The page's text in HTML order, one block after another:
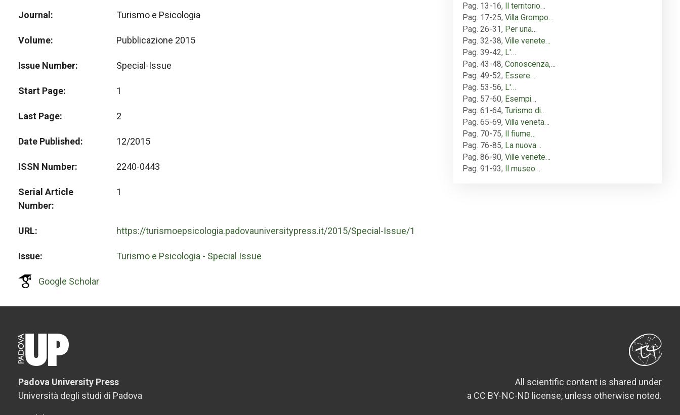
Journal Turismo e Psicologia
Volume Pubblicazione 2015
Issue Number Special-Issue
Start Page 1
Last Page 2
Date Published 12/2015
ISSN Number 2240-0443
Serial Article
Number
1
URL https://turismoepsicologia.padovauniversitypress.it/2015/Special-Issue/1
Issue Turismo e Psicologia - Special Issue
Google Scholar
Pag. 13-16,
Il territorio…
Pag. 17-25, Villa Grompo…
Pag. 26-31, Per una…
Pag. 32-38, Ville venete…
Pag. 39-42, L'…
Pag. 43-48, Conoscenza,…
Pag. 49-52, Essere…
Pag. 53-56, L'…
Pag. 57-60, Esempi…
Pag. 61-64, Turismo di…
Pag. 65-69, Villa veneta…
Pag. 70-75,
Il fiume…
Pag. 76-85, La nuova…
Pag. 86-90, Ville venete…
Pag. 91-93, Il museo…
Padova University Press
Università degli studi di Padova
All scientific content is shared under
a CC BY-NC-ND license, unless otherwise noted.